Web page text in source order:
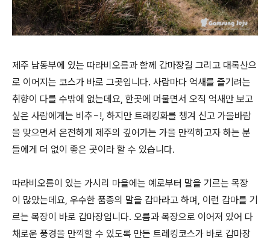
제주 남동부에 있는 따라비오름과 함께 갑마장길 그리고 대록산으
로 이어지는 코스가 바로 그곳입니다. 사람마다 억새를 즐기려는
취향이 다를 수밖에 없는데요, 한곳에 머물면서 오직 억새만 보고
싶은 사람에게는 비추~!, 하지만 트래킹화를 챙겨 신고 가을바람
을 맞으면서 온전하게 제주의 깊어가는 가을 만끽하고자 하는 분
들에게 더 없이 좋은 곳이라 할 수 있습니다.
따라비오름이 있는 가시리 마을에는 예로부터 말을 기르는 목장
이 많았는데요, 우수한 품종의 말을 갑마라고 하며, 이런 갑마를 기
르는 목장이 바로 갑마장입니다. 오름과 목장으로 이어져 있어 다
채로운 풍경을 만끽할 수 있도록 만든 트레킹코스가 바로 갑마장